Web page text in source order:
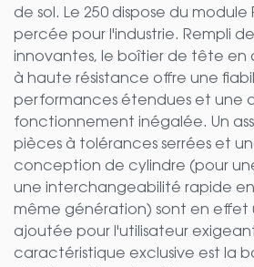
de sol. Le 250 dispose du module
percée pour l'industrie. Rempli
innovantes, le boîtier de tête en
à haute résistance offre une
performances étendues et une
fonctionnement inégalée. Un
pièces à tolérances serrées et
conception de cylindre (pour
une interchangeabilité rapide
même génération) sont en effet
ajoutée pour l'utilisateur
caractéristique exclusive est la